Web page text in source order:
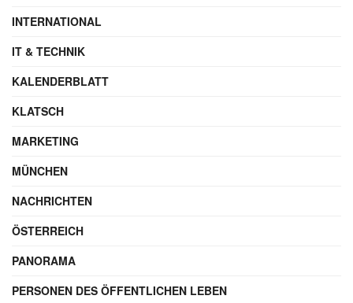
INTERNATIONAL
IT & TECHNIK
KALENDERBLATT
KLATSCH
MARKETING
MÜNCHEN
NACHRICHTEN
ÖSTERREICH
PANORAMA
PERSONEN DES ÖFFENTLICHEN LEBEN